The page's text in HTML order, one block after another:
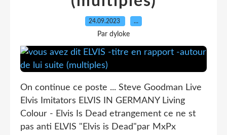
24.09.2023 …
Par dyloke
On continue ce poste ... Steve Goodman Live
Elvis Imitators ELVIS IN GERMANY Living
Colour - Elvis Is Dead etrangement ce ne st
pas anti ELVIS "Elvis is Dead"par MxPx